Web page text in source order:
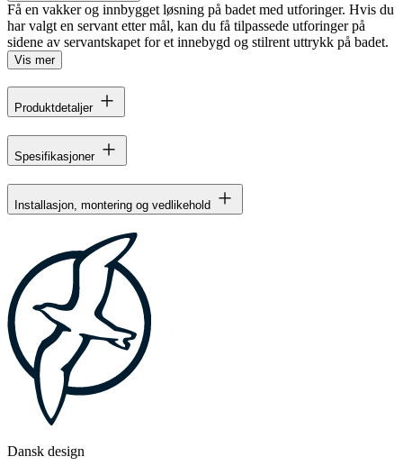
Få en vakker og innbygget løsning på badet med utforinger. Hvis du
har valgt en servant etter mål, kan du få tilpassede utforinger på
sidene av servantskapet for et innebygd og stilrent uttrykk på badet.
Vis mer
Produktdetaljer
Spesifikasjoner
Installasjon, montering og vedlikehold
Dansk design